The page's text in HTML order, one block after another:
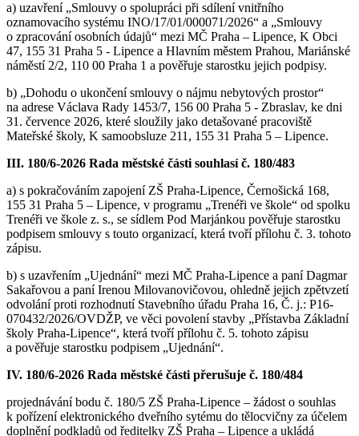
a) uzavření „Smlouvy o spolupráci při sdílení vnitřního
oznamovacího systému INO/17/01/000071/2026“ a „Smlouvy
o zpracování osobních údajů“ mezi MČ Praha – Lipence, K Obci
47, 155 31 Praha 5 - Lipence a Hlavním městem Prahou, Mariánské
náměstí 2/2, 110 00 Praha 1 a pověřuje starostku jejich podpisy.
b) „Dohodu o ukončení smlouvy o nájmu nebytových prostor“
na adrese Václava Rady 1453/7, 156 00 Praha 5 - Zbraslav, ke dni
31. července 2026, které sloužily jako detašované pracoviště
Mateřské školy, K samoobsluze 211, 155 31 Praha 5 – Lipence.
III. 180/6-2026 Rada městské části souhlasí č. 180/483
a) s pokračováním zapojení ZŠ Praha-Lipence, Černošická 168,
155 31 Praha 5 – Lipence, v programu „Trenéři ve škole“ od spolku
Trenéři ve škole z. s., se sídlem Pod Marjánkou pověřuje starostku
podpisem smlouvy s touto organizací, která tvoří přílohu č. 3. tohoto
zápisu.
b) s uzavřením „Ujednání“ mezi MČ Praha-Lipence a paní Dagmar
Sakařovou a paní Irenou Milovanovičovou, ohledně jejich zpětvzetí
odvolání proti rozhodnutí Stavebního úřadu Praha 16, Č. j.: P16-
070432/2026/OVDŽP, ve věci povolení stavby „Přístavba Základní
školy Praha-Lipence“, která tvoří přílohu č. 5. tohoto zápisu
a pověřuje starostku podpisem „Ujednání“.
IV. 180/6-2026 Rada městské části přerušuje č. 180/484
projednávání bodu č. 180/5 ZŠ Praha-Lipence – žádost o souhlas
k pořízení elektronického dveřního sytému do tělocvičny za účelem
doplnění podkladů od ředitelky ZŠ Praha – Lipence a ukládá